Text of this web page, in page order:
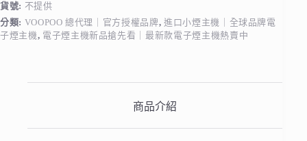
機
數
量
貨號: 不提供
分類: VOOPOO 總代理｜官方授權品牌, 進口小煙主機｜全球品牌電
子煙主機, 電子煙主機新品搶先看｜最新款電子煙主機熱賣中
商品介紹